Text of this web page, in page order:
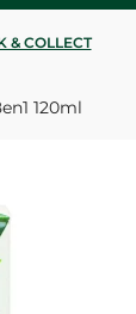
& COLLECT
120ml